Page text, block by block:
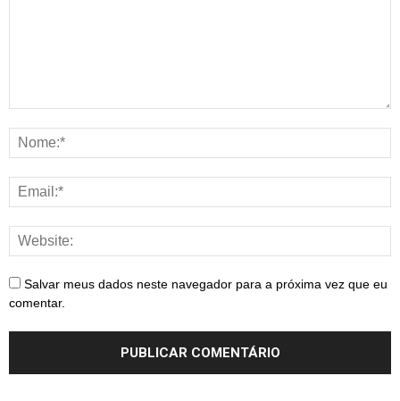
Salvar meus dados neste navegador para a próxima vez que eu
comentar.